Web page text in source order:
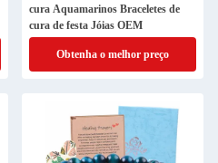
cura Aquamarinos Braceletes de
cura de festa Jóias OEM
Obtenha o melhor preço